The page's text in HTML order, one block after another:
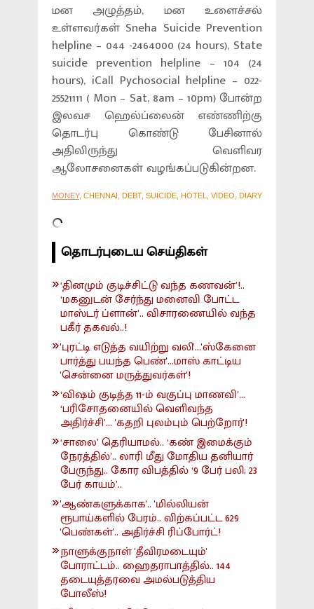
மன அழுத்தம், மன உளைச்சல்
உள்ளவர்கள் Sneha Suicide Prevention
helpline – 044 -2464000 (24 hours), State
suicide prevention helpline – 104 (24
hours), iCall Pychosocial helpline – 022-
25521111 ( Mon – Sat, 8am – 10pm) போன்ற
இலவச ஹெல்ப்லைன் எண்ணிற்கு
தொடர்பு கொண்டு பேசினால்
அதிலிருந்து வெளிவர
ஆலோசனைகள் வழங்கப்படுகின்றன.
MONEY, CHENNAI, DEBT, SUICIDE, HOTEL, VIDEO, DIARY
தொடர்புடைய செய்திகள்
‘தினமும் குடிச்சிட்டு வந்த கணவன்’!..
‘மகனுடன் சேர்ந்து மனைவி போட்ட
மாஸ்டர் ப்ளான்’.. விசாரணையில் வந்த
பகீர் தகவல்..!
'புரட்டி எடுத்த வயிற்று வலி'...'ஸ்கேனை
பார்த்து பயந்த பெண்'...மாஸ் காட்டிய
'சென்னை மருத்துவர்கள்'!
‘விஷம் குடித்த 11-ம் வகுப்பு மாணவி’...
‘பரிசோதனையில் வெளிவந்த
அதிர்ச்சி’... 'கதறி புலம்பும் பெற்றோர்'!
‘சாலை’ தெரியாமல்.. ‘கண் இமைக்கும்
நேரத்தில்’.. லாரி மீது மோதிய தனியார்
பேருந்து.. கோர விபத்தில் ‘9 பேர் பலி; 23
பேர் காயம்’..
'ஆண்களுக்காக'.. 'மில்லியன்
ரூபாய்களில் பேரம்.. விற்கப்பட்ட 629
'பெண்கள்'.. அதிர்ச்சி ரிப்போர்ட்!
நாளுக்குநாள் 'தீவிரமடையும்'
போராட்டம்.. ஹைதராபாத்தில்.. 144
தடையுத்தரவை அமல்படுத்திய
போலீஸ்!